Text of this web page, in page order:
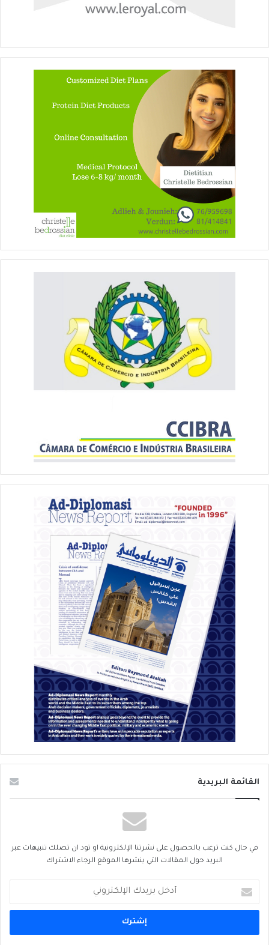
القائمة البريدية
في حال كنت ترغب بالحصول على نشرتنا الإلكترونية او تود ان تصلك تنبيهات عبر
البريد حول المقالات التي ينشرها الموقع الرجاء الاشتراك
بريدك
الإلكتروني